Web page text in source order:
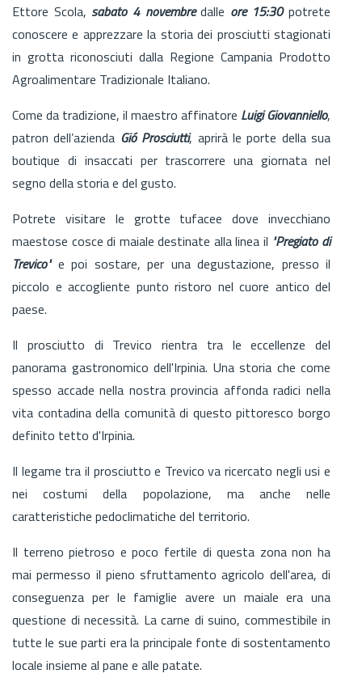
Ettore Scola,sabato 4 novembredalle ore 15:30potrete
conoscere e apprezzare la storia dei prosciutti stagionati
in grotta riconosciuti dalla Regione Campania Prodotto
Agroalimentare Tradizionale Italiano.
Come da tradizione, il maestro affinatore Luigi Giovanniello,
patron dell’azienda Gió Prosciutti, aprirà le porte della sua
boutique di insaccati per trascorrere una giornata nel
segno della storia e del gusto.
Potrete visitare le grotte tufacee dove invecchiano
maestose cosce di maiale destinate alla linea il "Pregiato di
Trevico" e poi sostare, per una degustazione, presso il
piccolo e accogliente punto ristoro nel cuore antico del
paese.
Il prosciutto di Trevico rientra tra le eccellenze del
panorama gastronomico dell'Irpinia. Una storia che come
spesso accade nella nostra provincia affonda radici nella
vita contadina della comunità di questo pittoresco borgo
definito tetto d'Irpinia.
Il legame tra il prosciutto e Trevico va ricercato negli usi e
nei costumi della popolazione, ma anche nelle
caratteristiche pedoclimatiche del territorio.
Il terreno pietroso e poco fertile di questa zona non ha
mai permesso il pieno sfruttamento agricolo dell'area, di
conseguenza per le famiglie avere un maiale era una
questione di necessità. La carne di suino, commestibile in
tutte le sue parti era la principale fonte di sostentamento
locale insieme al pane e alle patate.